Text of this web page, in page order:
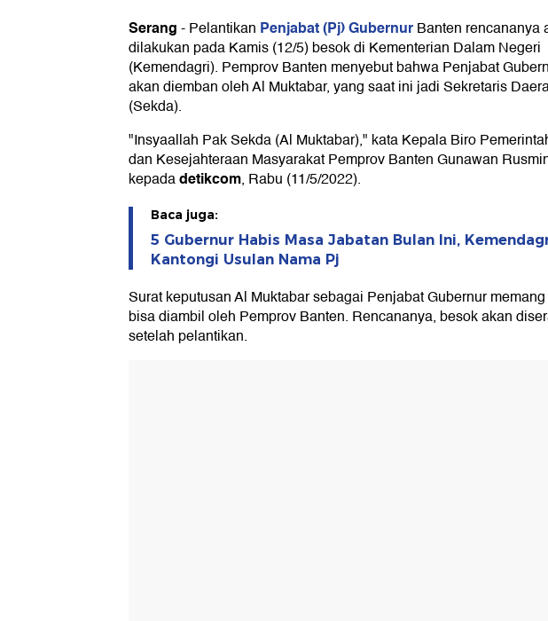
Serang-Pelantikan Penjabat (Pj) GubernurBanten rencananya
dilakukan pada Kamis (12/5) besok di Kementerian Dalam Negeri
(Kemendagri). Pemprov Banten menyebut bahwa Penjabat
akan diemban oleh Al Muktabar, yang saat ini jadi Sekretaris
(Sekda).
"Insyaallah Pak Sekda (Al Muktabar)," kata Kepala Biro
dan Kesejahteraan Masyarakat Pemprov Banten Gunawan
kepadadetikcom, Rabu (11/5/2022).
Baca juga:
5 Gubernur Habis Masa Jabatan Bulan Ini,
Kantongi Usulan Nama Pj
Surat keputusan Al Muktabar sebagai Penjabat Gubernur
bisa diambil oleh Pemprov Banten. Rencananya, besok akan
setelah pelantikan.